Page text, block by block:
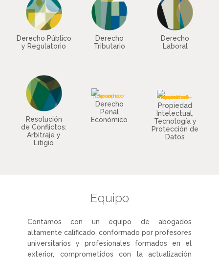
Derecho Público
y Regulatorio
Derecho
Tributario
Derecho
Laboral
Resolución
de Conflictos:
Arbitraje y
Litigio
Derecho
Penal
Económico
Propiedad
Intelectual,
Tecnología y
Protección de
Datos
Equipo
Contamos con un equipo de abogados
altamente calificado, conformado por profesores
universitarios y profesionales formados en el
exterior, comprometidos con la actualización